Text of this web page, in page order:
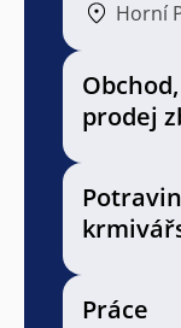
Horní
prodej
Práce